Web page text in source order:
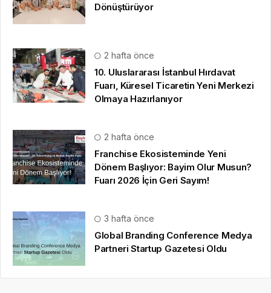
Dönüştürüyor
2 hafta önce
10. Uluslararası İstanbul Hırdavat
Fuarı, Küresel Ticaretin Yeni Merkezi
Olmaya Hazırlanıyor
2 hafta önce
Franchise Ekosisteminde Yeni
Dönem Başlıyor: Bayim Olur Musun?
Fuarı 2026 İçin Geri Sayım!
3 hafta önce
Global Branding Conference Medya
Partneri Startup Gazetesi Oldu